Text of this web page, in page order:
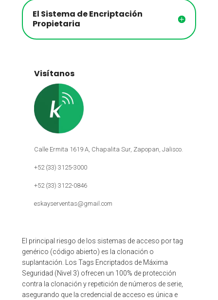
El Sistema de Encriptación
Propietaria
Visítanos
Calle Ermita 1619 A, Chapalita Sur, Zapopan, Jalisco.
+52 (33) 3125-3000
+52 (33) 3122-0846
eskayserventas@gmail.com
El principal riesgo de los sistemas de acceso por tag
genérico (código abierto) es la clonación o
suplantación. Los Tags Encriptados de Máxima
Seguridad (Nivel 3) ofrecen un 100% de protección
contra la clonación y repetición de números de serie,
asegurando que la credencial de acceso es única e